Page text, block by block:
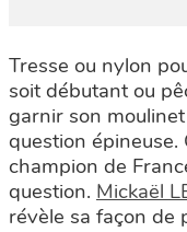
Tresse ou nylon
soit débutant ou
garnir son
question épineuse.
champion de
question. Mickaël
révèle sa façon de